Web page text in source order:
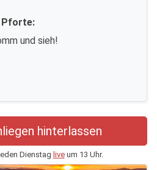
Pforte:
und sieh!
hinterlassen
Dienstag liveum 13 Uhr.